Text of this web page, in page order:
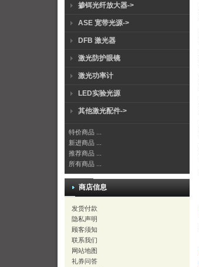
掺铒光纤放大器->
ASE 宽带光源->
DFB 激光器
激光防护眼镜
激光功率计
LED实验光源
其他激光配件->
特价商品 ...
新进商品 ...
推荐商品 ...
所有商品 ...
商店信息
发货付款
隐私声明
顾客须知
联系我们
网站地图
礼券问答